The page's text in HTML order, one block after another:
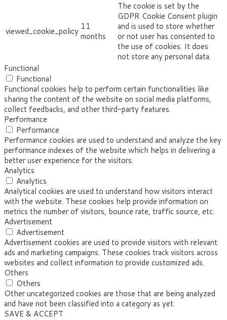
viewed_cookie_policy 11
months
The cookie is set by the
GDPR Cookie Consent plugin
and is used to store whether
or not user has consented to
the use of cookies. It does
not store any personal data.
Functional
Functional
Functional cookies help to perform certain functionalities like
sharing the content of the website on social media platforms,
collect feedbacks, and other third-party features.
Performance
Performance
Performance cookies are used to understand and analyze the key
performance indexes of the website which helps in delivering a
better user experience for the visitors.
Analytics
Analytics
Analytical cookies are used to understand how visitors interact
with the website. These cookies help provide information on
metrics the number of visitors, bounce rate, traffic source, etc.
Advertisement
Advertisement
Advertisement cookies are used to provide visitors with relevant
ads and marketing campaigns. These cookies track visitors across
websites and collect information to provide customized ads.
Others
Others
Other uncategorized cookies are those that are being analyzed
and have not been classified into a category as yet.
SAVE & ACCEPT